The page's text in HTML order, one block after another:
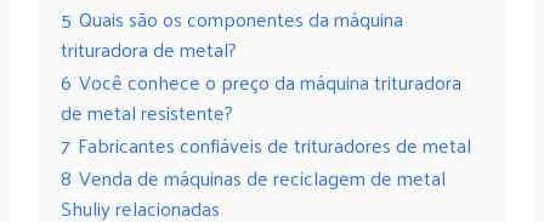
5 Quais são os componentes da máquina
trituradora de metal?
6 Você conhece o preço da máquina trituradora
de metal resistente?
7 Fabricantes confiáveis ​​de trituradores de metal
8 Venda de máquinas de reciclagem de metal
Shuliy relacionadas